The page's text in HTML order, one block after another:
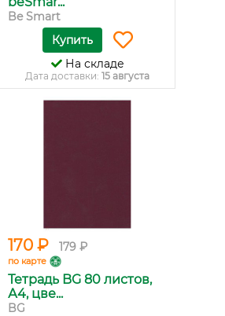
Be Smart
Купить
На складе
Дата доставки: 15 августа
170 ₽ 179 ₽
по карте
Тетрадь BG 80 листов,
А4, цве...
BG